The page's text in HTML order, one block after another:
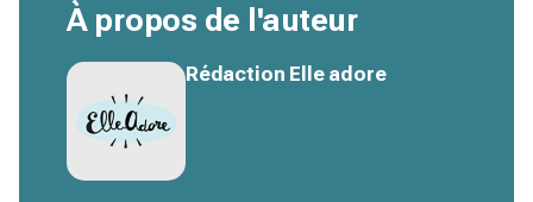
À propos de l'auteur
Rédaction Elle adore